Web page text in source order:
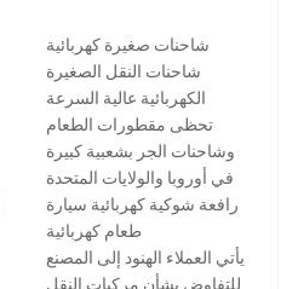
شاحنات صغيرة كهربائية
شاحنات النقل الصغيرة
الكهربائية عالية السرعة
تحظى مقطورات الطعام
وشاحنات الجر بشعبية كبيرة
في أوروبا والولايات المتحدة
رافعة شوكية كهربائية سيارة
طعام كهربائية
يأتي العملاء الهنود إلى المصنع
للتفاوض بشأن مركبات النقل